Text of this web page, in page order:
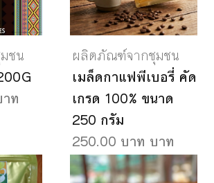
ชน
ท
ผลิตภัณฑ์จากชุมชน
เมล็ดกาแฟพีเบอรี่ คัด
เกรด 100% ขนาด
250 กรัม
250.00 บาท บาท